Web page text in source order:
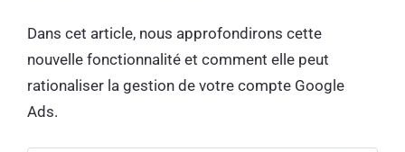
Dans cet article, nous approfondirons cette
nouvelle fonctionnalité et comment elle peut
rationaliser la gestion de votre compte Google
Ads.